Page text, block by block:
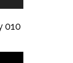
010